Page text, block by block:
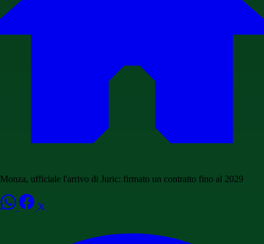
Monza, ufficiale l'arrivo di Juric: firmato un contratto fino al 2029